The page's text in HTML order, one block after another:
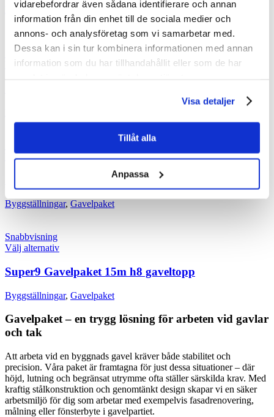
vidarebefordrar även sådana identifierare och annan
information från din enhet till de sociala medier och
annons- och analysföretag som vi samarbetar med.
Dessa kan i sin tur kombinera informationen med annan
information som du har tillhandahållit eller som de har
Visa detaljer
Tillåt alla
Anpassa
Byggställningar,Gavelpaket
Snabbvisning
Välj alternativ
Välj alternativ
Super9 Gavelpaket 12m h6 gaveltopp
Byggställningar, Gavelpaket
Snabbvisning
Välj alternativ
Super9 Gavelpaket 15m h8 gaveltopp
Byggställningar, Gavelpaket
Gavelpaket – en trygg lösning för arbeten vid gavlar
och tak
Att arbeta vid en byggnads gavel kräver både stabilitet och
precision. Våra paket är framtagna för just dessa situationer – där
höjd, lutning och begränsat utrymme ofta ställer särskilda krav. Med
kraftig stålkonstruktion och genomtänkt design skapar vi en säker
arbetsmiljö för dig som arbetar med exempelvis fasadrenovering,
målning eller fönsterbyte i gavelpartiet.